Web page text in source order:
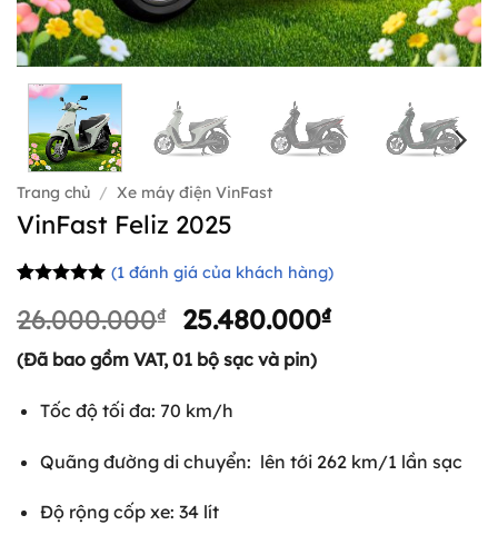
Trang chủ / Xe máy điện VinFast
VinFast Feliz 2025
dựa trên
đánh giá
(1đánh giá của khách hàng)
26.000.000₫
Giá
gốc
là:
26.000.000₫.
25.480.000₫Giá
(Đã bao gồm VAT, 01 bộ sạc và pin)
Tốc độ tối đa: 70 km/h
Quãng đường di chuyển: lên tới 262 km/1 lần sạc
Độ rộng cốp xe: 34 lít